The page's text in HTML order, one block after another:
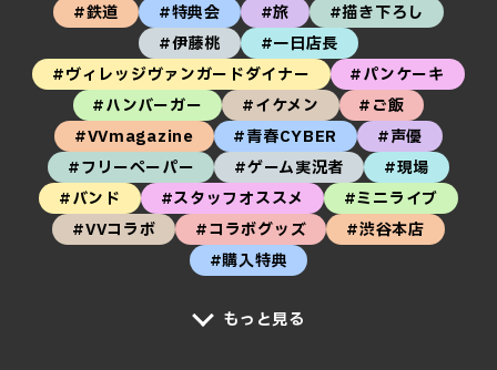
#鉄道
#特典会 #旅
#描き下ろし
#伊藤桃
#一日店長
#ヴィレッジヴァンガードダイナー
#パンケーキ
#ハンバーガー
#イケメン
#ご飯
#VVmagazine
#青春CYBER
#声優
#フリーペーパー
#ゲーム実況者
#現場
#バンド
#スタッフオススメ
#ミニライブ
#VVコラボ
#コラボグッズ
#渋谷本店
#購入特典
もっと見る